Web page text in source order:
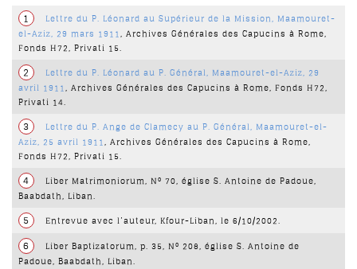
1
Lettre du P. Léonard au Supérieur de la Mission, Maamouret-
el-Aziz, 29 mars 1911, Archives Générales des Capucins à Rome,
Fonds H72, Privati 15.
2 Lettre du P. Léonard au P. Général, Maamouret-el-Aziz, 29
avril 1911, Archives Générales des Capucins à Rome, Fonds H72,
Privati 14.
3
Lettre du P. Ange de Clamecy au P. Général, Maamouret-el-
Aziz, 25 avril 1911, Archives Générales des Capucins à Rome,
Fonds H72, Privati 15.
4
Liber Matrimoniorum, N° 70, église S. Antoine de Padoue,
Baabdath, Liban.
5 Entrevue avec l’auteur, Kfour-Liban, le 6/10/2002.
6 Liber Baptizatorum, p. 35, N° 208, église S. Antoine de
Padoue, Baabdath, Liban.